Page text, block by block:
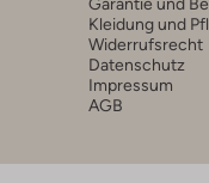
Garantie und
Kleidung und
Widerrufsrecht
Datenschutz
Impressum
AGB